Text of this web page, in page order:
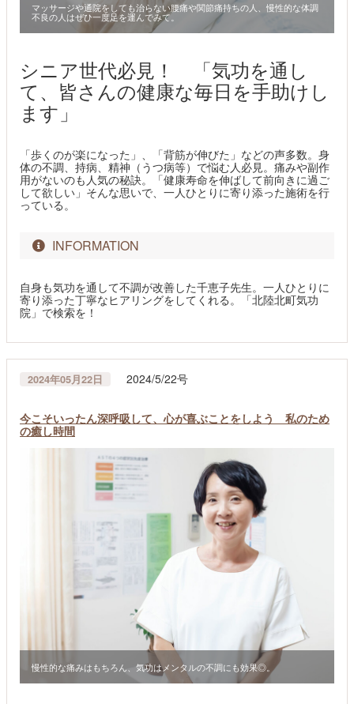
マッサージや通院をしても治らない腰痛や関節痛持ちの人、慢性的な体調
不良の人はぜひ一度足を運んでみて。
シニア世代必見！ 「気功を通し
て、皆さんの健康な毎日を手助けし
ます」
「歩くのが楽になった」、「背筋が伸びた」などの声多数。身
体の不調、持病、精神（うつ病等）で悩む人必見。痛みや副作
用がないのも人気の秘訣。「健康寿命を伸ばして前向きに過ご
して欲しい」そんな思いで、一人ひとりに寄り添った施術を行
っている。
INFORMATION
自身も気功を通して不調が改善した千恵子先生。一人ひとりに
寄り添った丁寧なヒアリングをしてくれる。「北陸北町気功
院」で検索を！
2024年05月22日 2024/5/22号
今こそいったん深呼吸して、心が喜ぶことをしよう 私のため
の癒し時間
慢性的な痛みはもちろん、気功はメンタルの不調にも効果◎。